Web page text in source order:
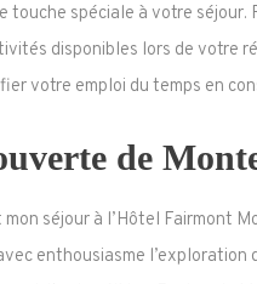
touche spéciale à votre séjour.
disponibles lors de votre
votre emploi du temps en
de
séjour à l’Hôtel Fairmont
enthousiasme l’exploration